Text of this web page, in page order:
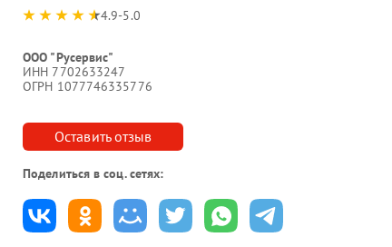
4.9-5.0
ООО "Русервис"
ИНН 7702633247
ОГРН 1077746335776
Оставить отзыв
Поделиться в соц. сетях: